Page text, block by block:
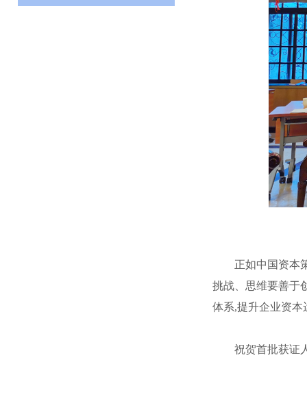
正如中国资本策
挑战、思维要善于
体系,提升企业资本
祝贺首批获证人